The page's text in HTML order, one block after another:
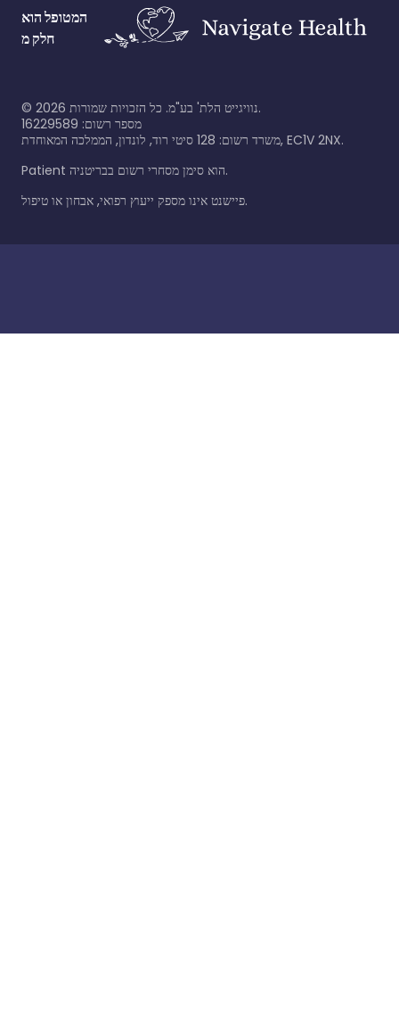
המטופל הוא
חלק מ
© 2026
נוויגייט הלת' בע"מ. כל הזכויות שמורות.
מספר רשום: 16229589
משרד רשום: 128 סיטי רוד, לונדון, הממלכה המאוחדת, EC1V 2NX.
Patient הוא סימן מסחרי רשום בבריטניה.
פיישנט אינו מספק ייעוץ רפואי, אבחון או טיפול.